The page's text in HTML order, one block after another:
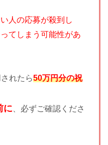
人の応募が殺到し
てしまう可能性があ
れたら50万円分の祝
に 、必ずご確認くださ